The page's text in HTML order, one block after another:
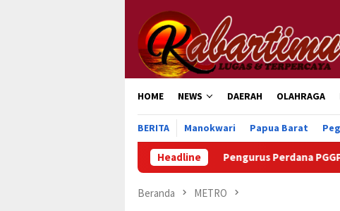
konten
HOME NEWS DAERAH OLAHRAGA
BERITA Manokwari Papua Barat
Headline
Pengurus Perdana PGGP Teluk
Beranda METRO